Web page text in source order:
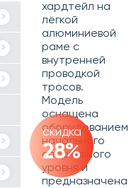
скидка
28%
хардтейл на
лёгкой
алюминиевой
раме с
внутренней
проводкой
тросов.
Модель
оснащена
оборудованием
начального
спортивного
уровня и
предназначена